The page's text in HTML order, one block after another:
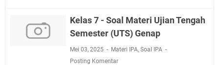
Kelas 7 - Soal Materi Ujian Tengah
Semester (UTS) Genap
Mei 03, 2025 Materi IPA, Soal IPA
Posting Komentar